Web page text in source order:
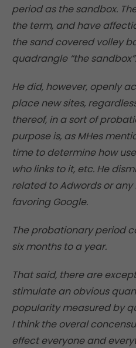
period as the sandbox.
the term, and have
the sand covered volley
quadrangle “the sandbox”.
He did, however, openly
place new sites,
thereof, in a sort of
purpose is, as MHes
time to determine how
who links to it, etc. He
related to Adwords or
favoring Google.
The probationary period
six months to a year.
That said, there are
stimulate an obvious
popularity measured by
I think the overal
effect everyone and